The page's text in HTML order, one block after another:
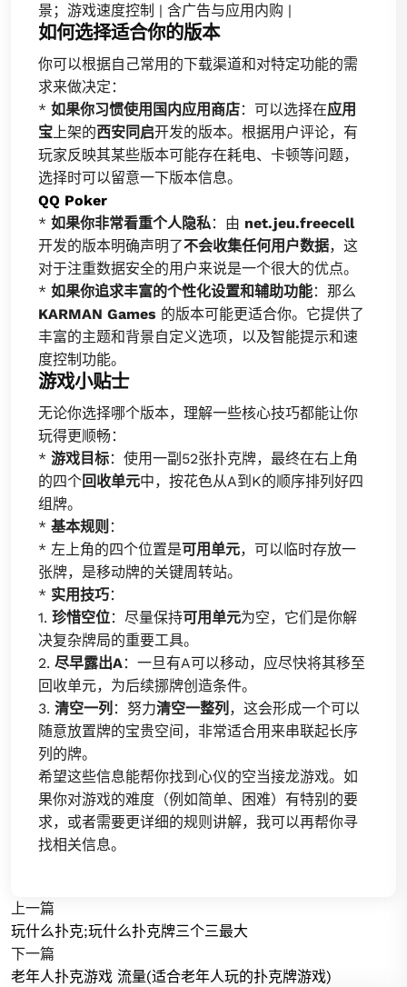
景；游戏速度控制 | 含广告与应用内购 |
如何选择适合你的版本
你可以根据自己常用的下载渠道和对特定功能的需
求来做决定：
* 如果你习惯使用国内应用商店：可以选择在应用
宝 上架的西安同启开发的版本。根据用户评论，有
玩家反映其某些版本可能存在耗电、卡顿等问题，
选择时可以留意一下版本信息。
QQ Poker
* 如果你非常看重个人隐私：由 net.jeu.freecell
开发的版本明确声明了不会收集任何用户数据，这
对于注重数据安全的用户来说是一个很大的优点。
* 如果你追求丰富的个性化设置和辅助功能：那么
KARMAN Games 的版本可能更适合你。它提供了
丰富的主题和背景自定义选项，以及智能提示和速
度控制功能。
游戏小贴士
无论你选择哪个版本，理解一些核心技巧都能让你
玩得更顺畅：
* 游戏目标：使用一副52张扑克牌，最终在右上角
的四个回收单元中，按花色从A到K的顺序排列好四
组牌。
* 基本规则 ：
* 左上角的四个位置是可用单元，可以临时存放一
张牌，是移动牌的关键周转站。
* 实用技巧：
1. 珍惜空位：尽量保持可用单元为空，它们是你解
决复杂牌局的重要工具。
2. 尽早露出A：一旦有A可以移动，应尽快将其移至
回收单元，为后续挪牌创造条件。
3. 清空一列 ：努力清空一整列 ，这会形成一个可以
随意放置牌的宝贵空间，非常适合用来串联起长序
列的牌。
希望这些信息能帮你找到心仪的空当接龙游戏。如
果你对游戏的难度（例如简单、困难）有特别的要
求，或者需要更详细的规则讲解，我可以再帮你寻
找相关信息。
上一篇
玩什么扑克;玩什么扑克牌三个三最大
下一篇
老年人扑克游戏 流量(适合老年人玩的扑克牌游戏)